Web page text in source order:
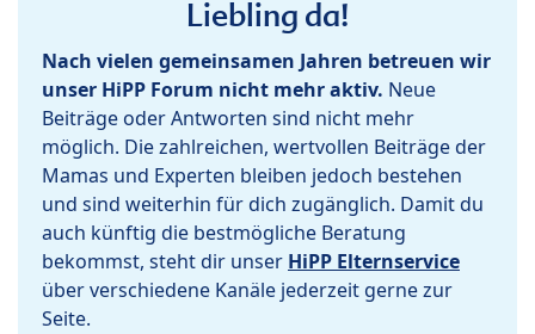
Liebling da!
Nach vielen gemeinsamen Jahren betreuen wir
unser HiPP Forum nicht mehr aktiv. Neue
Beiträge oder Antworten sind nicht mehr
möglich. Die zahlreichen, wertvollen Beiträge der
Mamas und Experten bleiben jedoch bestehen
und sind weiterhin für dich zugänglich. Damit du
auch künftig die bestmögliche Beratung
bekommst, steht dir unser HiPP Elternservice
über verschiedene Kanäle jederzeit gerne zur
Seite.